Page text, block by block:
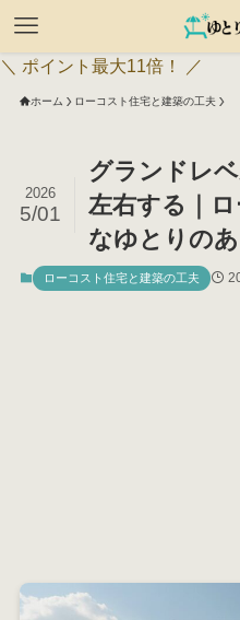
＼ ポイント最大11倍！ ／
ホーム ローコスト住宅と建築の工夫
グランドレ
左右する｜
なゆとりの
2026
5/01
ローコスト住宅と建築の工夫